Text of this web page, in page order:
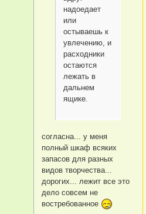
надоедает
или
остываешь к
увлечению, и
расходники
остаются
лежать в
дальнем
ящике.
согласна... у меня
полный шкаф всяких
запасов для разных
видов творчества...
дорогих... лежит все это
дело совсем не
востребованное